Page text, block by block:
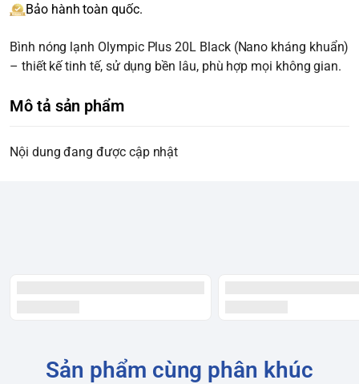
Bảo hành toàn quốc.
Bình nóng lạnh Olympic Plus 20L Black (Nano kháng khuẩn)
– thiết kế tinh tế, sử dụng bền lâu, phù hợp mọi không gian.
Mô tả sản phẩm
Nội dung đang được cập nhật
Sản phẩm cùng phân khúc